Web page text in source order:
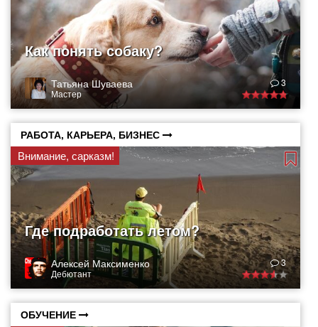
Как понять собаку?
Татьяна Шуваева
Мастер
3
РАБОТА, КАРЬЕРА, БИЗНЕС
Внимание, сарказм!
Где подработать летом?
Алексей Максименко
Дебютант
3
ОБУЧЕНИЕ